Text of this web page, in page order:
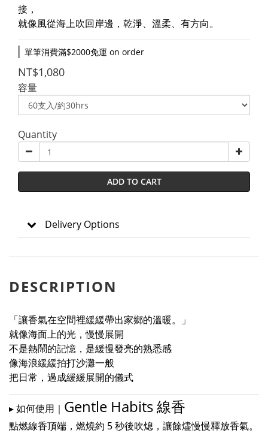
接，
就像風從海上吹回岸邊，乾淨、溫柔、有方向。
單筆消費滿$2000免運 on order
NT$1,080
容量
Quantity
ADD TO CART
Delivery Options
DESCRIPTION
「讓香氣在空間裡緩緩帶出家鄉的溫暖。」
就像海面上的光，慢慢展開
不是熱鬧的記憶，是緩慢發亮的熟悉感
像海浪緩緩拍打沙灘一般
把日常，過成緩緩展開的儀式
▸ 如何使用｜ Gentle Habits 線香
點燃線香頂端，燃燒約 5 秒後吹熄，讓餘燼慢慢釋放香氣。